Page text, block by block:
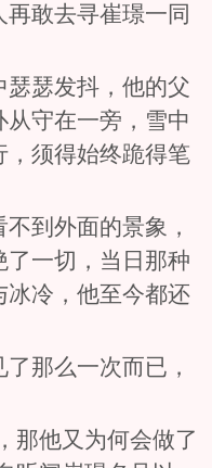
敢去寻崔璟一同
瑟瑟发抖，他的父
守在一旁，雪中
，须得始终跪得笔
到外面的景象，
一切，当日那种
冰冷，他至今都还
那么一次而已，
那他又为何会做了